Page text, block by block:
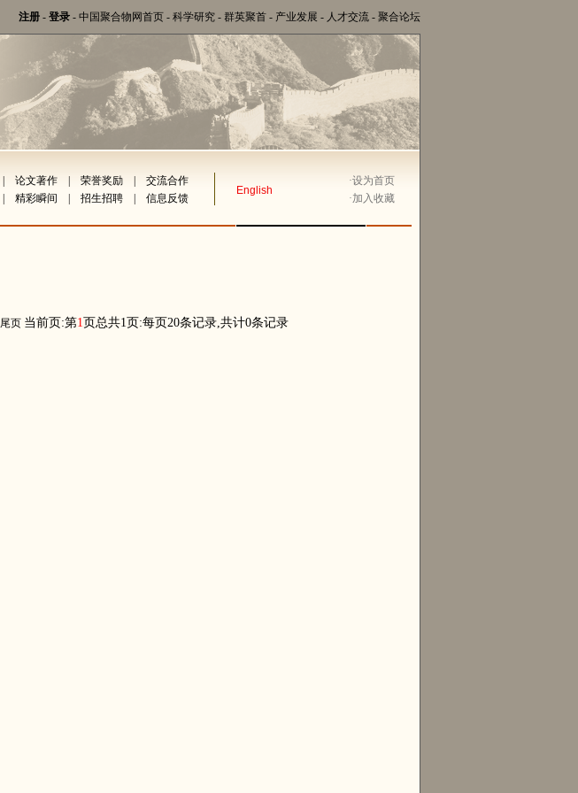
注册 - 登录 - 中国聚合物网首页 - 科学研究 - 群英聚首 - 产业发展 - 人才交流 - 聚合论坛
论文著作 荣誉奖励 交流合作
English
·设为首页
精彩瞬间 招生招聘 信息反馈 ·加入收藏
尾页 当前页:第1页总共1页:每页20条记录,共计0条记录